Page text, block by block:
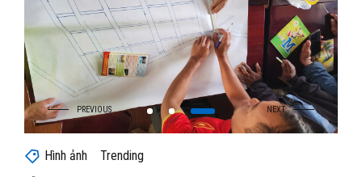
Hình ảnh Trending